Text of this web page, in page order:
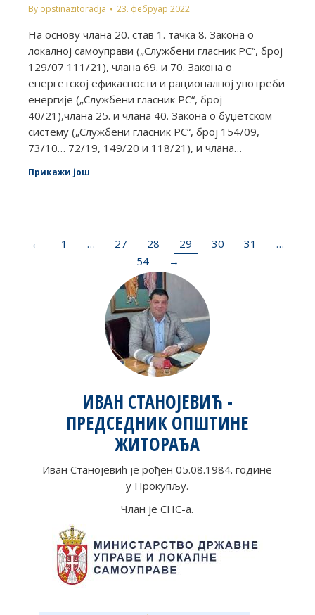
By opstinazitoradja 23. фебруар 2022
На основу члана 20. став 1. тачка 8. Закона о
локалној самоуправи („Службени гласник РС“, број
129/07 111/21), члана 69. и 70. Закона о
енергетској ефикасности и рационалној употреби
енергије („Службени гласник РС“, број
40/21),члана 25. и члана 40. Закона о буџетском
систему („Службени гласник РС“, број 154/09,
73/10… 72/19, 149/20 и 118/21), и члана…
Прикажи још
← 1 … 27 28 29 30 31
…
54
→
ИВАН СТАНОЈЕВИЋ -
ПРЕДСЕДНИК ОПШТИНЕ
ЖИТОРАЂА
Иван Станојевић је рођен 05.08.1984. године
у Прокупљу.
Члан је СНС-а.